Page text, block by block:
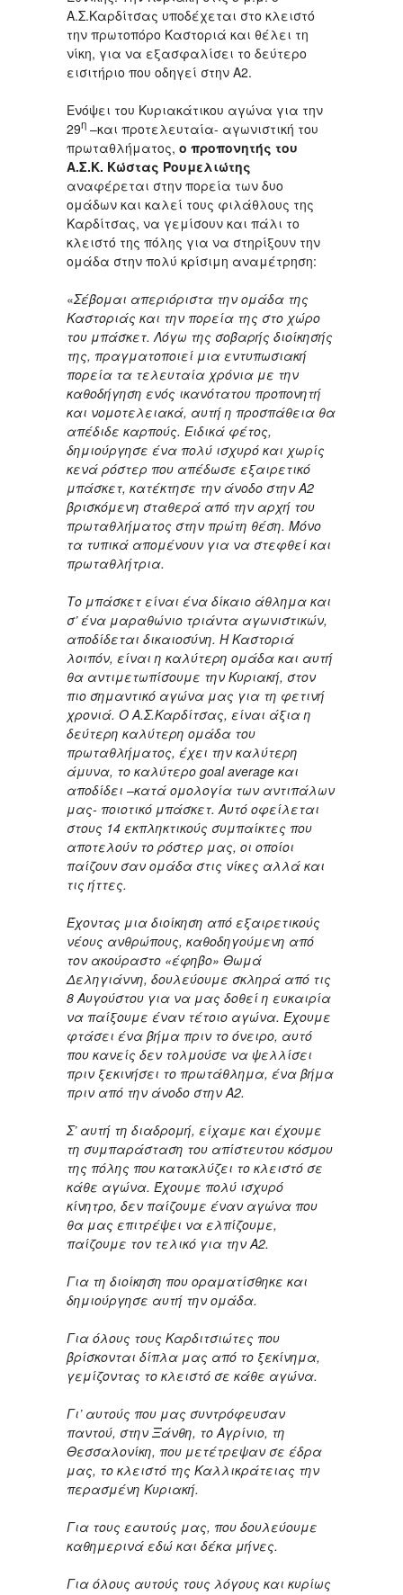
Α.Σ.Καρδίτσας υποδέχεται στο κλειστό
την πρωτοπόρο Καστοριά και θέλει τη
νίκη, για να εξασφαλίσει το δεύτερο
εισιτήριο που οδηγεί στην Α2.
Ενόψει του Κυριακάτικου αγώνα για την
29η –και προτελευταία- αγωνιστική του
πρωταθλήματος, ο προπονητής του
Α.Σ.Κ. Κώστας Ρουμελιώτης
αναφέρεται στην πορεία των δυο
ομάδων και καλεί τους φιλάθλους της
Καρδίτσας, να γεμίσουν και πάλι το
κλειστό της πόλης για να στηρίξουν την
ομάδα στην πολύ κρίσιμη αναμέτρηση:
«Σέβομαι απεριόριστα την ομάδα της
Καστοριάς και την πορεία της στο χώρο
του μπάσκετ. Λόγω της σοβαρής διοίκησής
της, πραγματοποιεί μια εντυπωσιακή
πορεία τα τελευταία χρόνια με την
καθοδήγηση ενός ικανότατου προπονητή
και νομοτελειακά, αυτή η προσπάθεια θα
απέδιδε καρπούς. Ειδικά φέτος,
δημιούργησε ένα πολύ ισχυρό και χωρίς
κενά ρόστερ που απέδωσε εξαιρετικό
μπάσκετ, κατέκτησε την άνοδο στην Α2
βρισκόμενη σταθερά από την αρχή του
πρωταθλήματος στην πρώτη θέση. Μόνο
τα τυπικά απομένουν για να στεφθεί και
πρωταθλήτρια.
Το μπάσκετ είναι ένα δίκαιο άθλημα και
σ’ ένα μαραθώνιο τριάντα αγωνιστικών,
αποδίδεται δικαιοσύνη. Η Καστοριά
λοιπόν, είναι η καλύτερη ομάδα και αυτή
θα αντιμετωπίσουμε την Κυριακή, στον
πιο σημαντικό αγώνα μας για τη φετινή
χρονιά. Ο Α.Σ.Καρδίτσας, είναι άξια η
δεύτερη καλύτερη ομάδα του
πρωταθλήματος, έχει την καλύτερη
άμυνα, το καλύτερο goal average και
αποδίδει –κατά ομολογία των αντιπάλων
μας- ποιοτικό μπάσκετ. Αυτό οφείλεται
στους 14 εκπληκτικούς συμπαίκτες που
αποτελούν το ρόστερ μας, οι οποίοι
παίζουν σαν ομάδα στις νίκες αλλά και
τις ήττες.
Έχοντας μια διοίκηση από εξαιρετικούς
νέους ανθρώπους, καθοδηγούμενη από
τον ακούραστο «έφηβο» Θωμά
Δεληγιάννη, δουλεύουμε σκληρά από τις
8 Αυγούστου για να μας δοθεί η ευκαιρία
να παίξουμε έναν τέτοιο αγώνα. Έχουμε
φτάσει ένα βήμα πριν το όνειρο, αυτό
που κανείς δεν τολμούσε να ψελλίσει
πριν ξεκινήσει το πρωτάθλημα, ένα βήμα
πριν από την άνοδο στην Α2.
Σ’ αυτή τη διαδρομή, είχαμε και έχουμε
τη συμπαράσταση του απίστευτου κόσμου
της πόλης που κατακλύζει το κλειστό σε
κάθε αγώνα. Έχουμε πολύ ισχυρό
κίνητρο, δεν παίζουμε έναν αγώνα που
θα μας επιτρέψει να ελπίζουμε,
παίζουμε τον τελικό για την Α2.
Για τη διοίκηση που οραματίσθηκε και
δημιούργησε αυτή την ομάδα.
Για όλους τους Καρδιτσιώτες που
βρίσκονται δίπλα μας από το ξεκίνημα,
γεμίζοντας το κλειστό σε κάθε αγώνα.
Γι’ αυτούς που μας συντρόφευσαν
παντού, στην Ξάνθη, το Αγρίνιο, τη
Θεσσαλονίκη, που μετέτρεψαν σε έδρα
μας, το κλειστό της Καλλικράτειας την
περασμένη Κυριακή.
Για τους εαυτούς μας, που δουλεύουμε
καθημερινά εδώ και δέκα μήνες.
Για όλους αυτούς τους λόγους και κυρίως